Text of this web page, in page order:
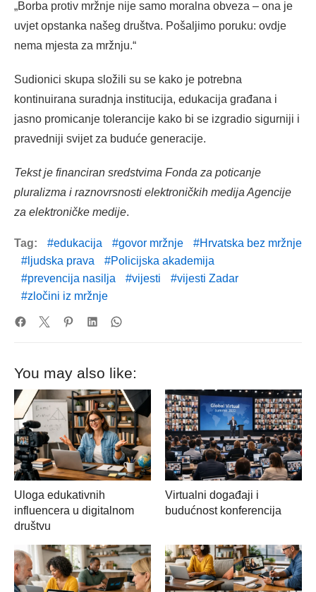
„Borba protiv mržnje nije samo moralna obveza – ona je
uvjet opstanka našeg društva. Pošaljimo poruku: ovdje
nema mjesta za mržnju.“
Sudionici skupa složili su se kako je potrebna
kontinuirana suradnja institucija, edukacija građana i
jasno promicanje tolerancije kako bi se izgradio sigurniji i
pravedniji svijet za buduće generacije.
Tekst je financiran sredstvima Fonda za poticanje
pluralizma i raznovrsnosti elektroničkih medija Agencije
za elektroničke medije.
Tag: edukacija govor mržnje
Hrvatska bez mržnje
ljudska prava
Policijska akademija
prevencija nasilja
vijesti
vijesti Zadar
zločini iz mržnje
You may also like:
Uloga edukativnih
influencera u digitalnom
društvu
Virtualni događaji i
budućnost konferencija